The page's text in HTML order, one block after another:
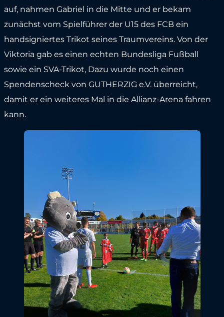
auf, nahmen Gabriel in die Mitte und er bekam
zunächst vom Spielführer der U15 des FCB ein
handsigniertes Trikot seines Traumvereins. Von der
Viktoria gab es einen echten Bundesliga Fußball
sowie ein SVA-Trikot, Dazu wurde noch einen
Spendenscheck von GUTHERZIG e.V. überreicht,
damit er ein weiteres Mal in die Allianz-Arena fahren
kann.